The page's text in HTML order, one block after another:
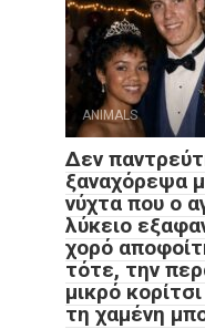
ANIMALS
Δεν
ξαναχόρεψα
νύχτα που ο
λύκειο
χορό
τότε, την
μικρό
τη χαμένη